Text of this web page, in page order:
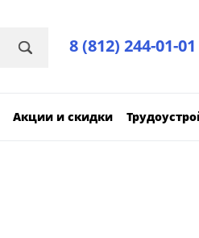
8 (812) 244-01-01
Акции и скидки